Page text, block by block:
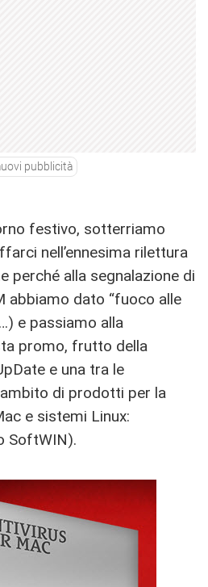
pubblicità
festivo, sotterriamo
nell’ennesima rilettura
perché alla segnalazione di
abbiamo dato “fuoco alle
e passiamo alla
promo, frutto della
e una tra le
di prodotti per la
e sistemi Linux:
SoftWIN).